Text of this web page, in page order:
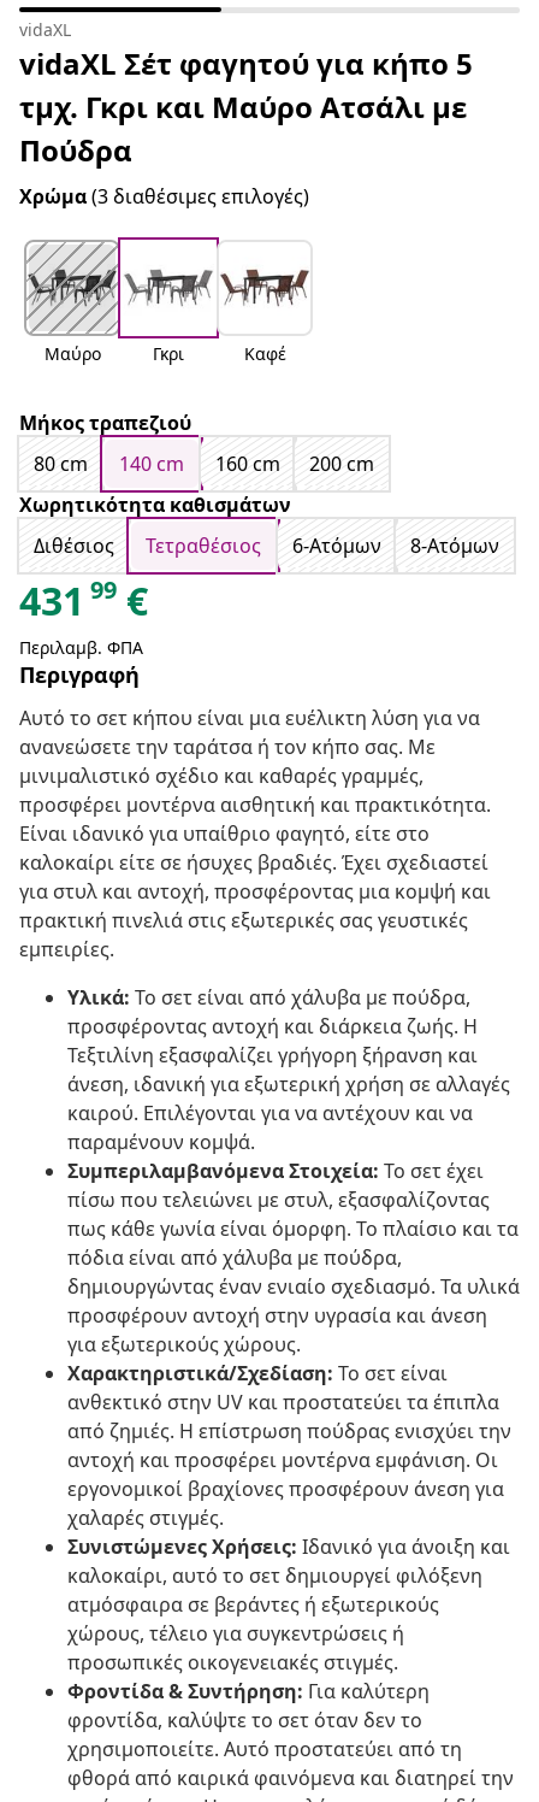
vidaXL
vidaXL Σέτ φαγητού για κήπο 5
τμχ. Γκρι και Μαύρο Ατσάλι με
Πούδρα
Χρώμα(3 διαθέσιμες επιλογές)
Μαύρο Γκρι Καφέ
Μήκος τραπεζιού
80 cm
140 cm 160 cm
200 cm
Χωρητικότητα καθισμάτων
Διθέσιος
Τετραθέσιος 6-Ατόμων 8-Ατόμων
431 99 €
Περιλαμβ. ΦΠΑ
Περιγραφή
Αυτό το σετ κήπου είναι μια ευέλικτη λύση για να
ανανεώσετε την ταράτσα ή τον κήπο σας. Με
μινιμαλιστικό σχέδιο και καθαρές γραμμές,
προσφέρει μοντέρνα αισθητική και πρακτικότητα.
Είναι ιδανικό για υπαίθριο φαγητό, είτε στο
καλοκαίρι είτε σε ήσυχες βραδιές. Έχει σχεδιαστεί
για στυλ και αντοχή, προσφέροντας μια κομψή και
πρακτική πινελιά στις εξωτερικές σας γευστικές
εμπειρίες.
Υλικά: Το σετ είναι από χάλυβα με πούδρα,
προσφέροντας αντοχή και διάρκεια ζωής. Η
Τεξτιλίνη εξασφαλίζει γρήγορη ξήρανση και
άνεση, ιδανική για εξωτερική χρήση σε αλλαγές
καιρού. Επιλέγονται για να αντέχουν και να
παραμένουν κομψά.
Συμπεριλαμβανόμενα Στοιχεία: Το σετ έχει
πίσω που τελειώνει με στυλ, εξασφαλίζοντας
πως κάθε γωνία είναι όμορφη. Το πλαίσιο και τα
πόδια είναι από χάλυβα με πούδρα,
δημιουργώντας έναν ενιαίο σχεδιασμό. Τα υλικά
προσφέρουν αντοχή στην υγρασία και άνεση
για εξωτερικούς χώρους.
Χαρακτηριστικά/Σχεδίαση: Το σετ είναι
ανθεκτικό στην UV και προστατεύει τα έπιπλα
από ζημιές. Η επίστρωση πούδρας ενισχύει την
αντοχή και προσφέρει μοντέρνα εμφάνιση. Οι
εργονομικοί βραχίονες προσφέρουν άνεση για
χαλαρές στιγμές.
Συνιστώμενες Χρήσεις: Ιδανικό για άνοιξη και
καλοκαίρι, αυτό το σετ δημιουργεί φιλόξενη
ατμόσφαιρα σε βεράντες ή εξωτερικούς
χώρους, τέλειο για συγκεντρώσεις ή
προσωπικές οικογενειακές στιγμές.
Φροντίδα & Συντήρηση: Για καλύτερη
φροντίδα, καλύψτε το σετ όταν δεν το
χρησιμοποιείτε. Αυτό προστατεύει από τη
φθορά από καιρικά φαινόμενα και διατηρεί την